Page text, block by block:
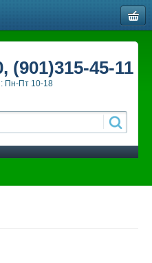
(901)315-45-11
Пн-Пт 10-18